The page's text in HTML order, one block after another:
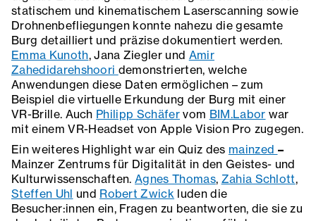
statischem und kinematischem Laserscanning sowie
Drohnenbefliegungen konnte nahezu die gesamte
Burg detailliert und präzise dokumentiert werden.
Emma Kunoth, Jana Ziegler und Amir
Zahedidarehshoori demonstrierten, welche
Anwendungen diese Daten ermöglichen – zum
Beispiel die virtuelle Erkundung der Burg mit einer
VR-Brille. Auch Philipp Schäfervom BIM.Labor war
mit einem VR-Headset von Apple Vision Pro zugegen.
Ein weiteres Highlight war ein Quiz des mainzed –
Mainzer Zentrums für Digitalität in den Geistes- und
Kulturwissenschaften.Agnes Thomas, Zahia Schlott,
Steffen Uhl und Robert Zwick luden die
Besucher:innen ein, Fragen zu beantworten, die sie zu